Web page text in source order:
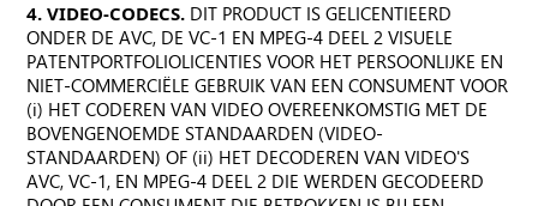
4. VIDEO-CODECS. DIT PRODUCT IS GELICENTIEERD
ONDER DE AVC, DE VC-1 EN MPEG-4 DEEL 2 VISUELE
PATENTPORTFOLIOLICENTIES VOOR HET PERSOONLIJKE EN
NIET-COMMERCIËLE GEBRUIK VAN EEN CONSUMENT VOOR
(i) HET CODEREN VAN VIDEO OVEREENKOMSTIG MET DE
BOVENGENOEMDE STANDAARDEN (VIDEO-
STANDAARDEN) OF (ii) HET DECODEREN VAN VIDEO'S
AVC, VC-1, EN MPEG-4 DEEL 2 DIE WERDEN GECODEERD